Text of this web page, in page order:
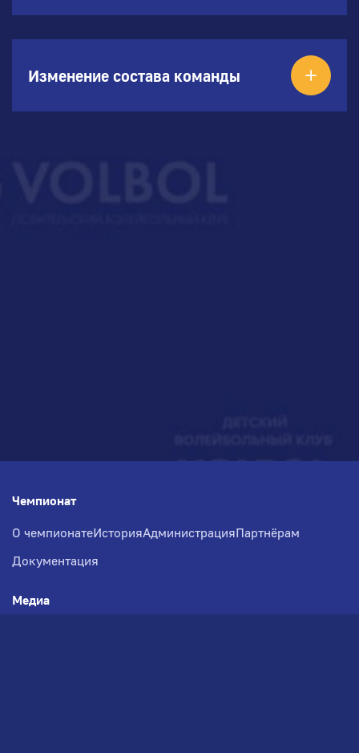
Изменение состава команды
Чемпионат
О чемпионатеИсторияАдминистрацияПартнёрам
Документация
Медиа